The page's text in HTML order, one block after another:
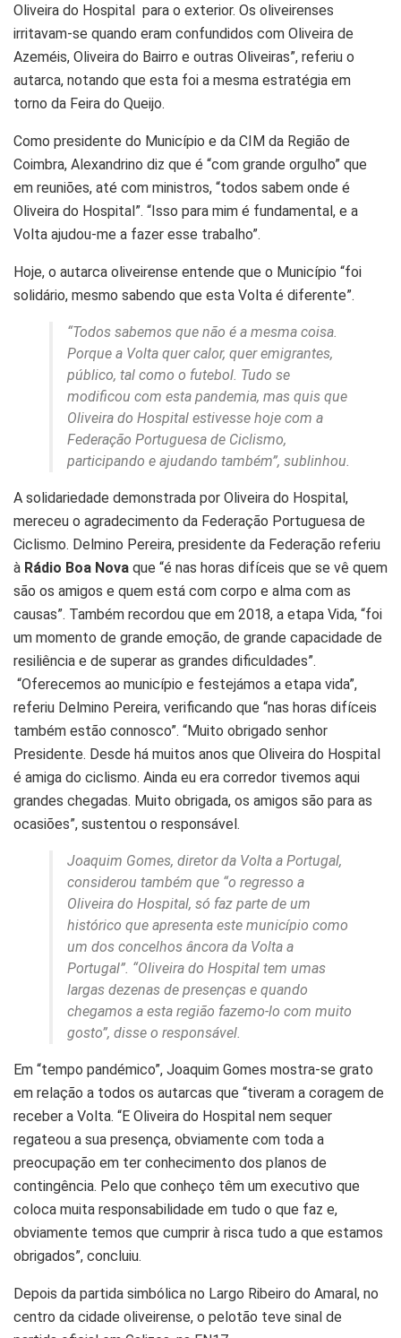
Oliveira do Hospital para o exterior. Os oliveirenses
irritavam-se quando eram confundidos com Oliveira de
Azeméis, Oliveira do Bairro e outras Oliveiras”, referiu o
autarca, notando que esta foi a mesma estratégia em
torno da Feira do Queijo.
Como presidente do Município e da CIM da Região de
Coimbra, Alexandrino diz que é “com grande orgulho” que
em reuniões, até com ministros, “todos sabem onde é
Oliveira do Hospital”. “Isso para mim é fundamental, e a
Volta ajudou-me a fazer esse trabalho”.
Hoje, o autarca oliveirense entende que o Município “foi
solidário, mesmo sabendo que esta Volta é diferente”.
“Todos sabemos que não é a mesma coisa.
Porque a Volta quer calor, quer emigrantes,
público, tal como o futebol. Tudo se
modificou com esta pandemia, mas quis que
Oliveira do Hospital estivesse hoje com a
Federação Portuguesa de Ciclismo,
participando e ajudando também”, sublinhou.
A solidariedade demonstrada por Oliveira do Hospital,
mereceu o agradecimento da Federação Portuguesa de
Ciclismo. Delmino Pereira, presidente da Federação referiu
à Rádio Boa Nova que “é nas horas difíceis que se vê quem
são os amigos e quem está com corpo e alma com as
causas”. Também recordou que em 2018, a etapa Vida, “foi
um momento de grande emoção, de grande capacidade de
resiliência e de superar as grandes dificuldades”.
“Oferecemos ao município e festejámos a etapa vida”,
referiu Delmino Pereira, verificando que “nas horas difíceis
também estão connosco”. “Muito obrigado senhor
Presidente. Desde há muitos anos que Oliveira do Hospital
é amiga do ciclismo. Ainda eu era corredor tivemos aqui
grandes chegadas. Muito obrigada, os amigos são para as
ocasiões”, sustentou o responsável.
Joaquim Gomes, diretor da Volta a Portugal,
considerou também que “o regresso a
Oliveira do Hospital, só faz parte de um
histórico que apresenta este município como
um dos concelhos âncora da Volta a
Portugal”. “Oliveira do Hospital tem umas
largas dezenas de presenças e quando
chegamos a esta região fazemo-lo com muito
gosto”, disse o responsável.
Em “tempo pandémico”, Joaquim Gomes mostra-se grato
em relação a todos os autarcas que “tiveram a coragem de
receber a Volta. “E Oliveira do Hospital nem sequer
regateou a sua presença, obviamente com toda a
preocupação em ter conhecimento dos planos de
contingência. Pelo que conheço têm um executivo que
coloca muita responsabilidade em tudo o que faz e,
obviamente temos que cumprir à risca tudo a que estamos
obrigados”, concluiu.
Depois da partida simbólica no Largo Ribeiro do Amaral, no
centro da cidade oliveirense, o pelotão teve sinal de